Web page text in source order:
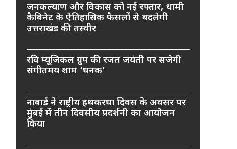
जनकल्याण और विकास को नई रफ्तार, धामी
कैबिनेट के ऐतिहासिक फैसलों से बदलेगी
उत्तराखंड की तस्वीर
रवि म्यूजिकल ग्रुप की रजत जयंती पर सजेगी
संगीतमय शाम ‘घनक’
नाबार्ड ने राष्ट्रीय हथकरघा दिवस के अवसर पर
मुंबई में तीन दिवसीय प्रदर्शनी का आयोजन
किया